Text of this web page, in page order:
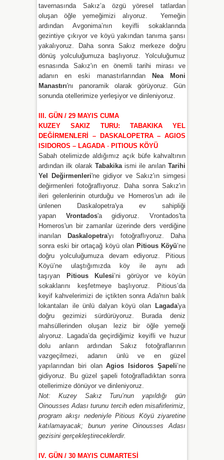
tavernasında Sakız’a özgü yöresel tatlardan
oluşan öğle yemeğimizi alıyoruz. Yemeğin
ardından Avgonima’nın keyifli sokaklarında
gezintiye çıkıyor ve köyü yakından tanıma şansı
yakalıyoruz. Daha sonra Sakız merkeze doğru
dönüş yolculuğumuza başlıyoruz.
Yolculuğumuz
esnasında Sakız'ın en önemli tarihi mirası ve
adanın en eski manastırlarından
Nea Moni
Manastırı'nı panoramik olarak görüyoruz. Gün
sonunda otellerimize yerleşiyor ve dinleniyoruz.
III. GÜN / 29 MAYIS CUMA
KUZEY SAKIZ TURU: TABAKIKA YEL
DEĞİRMENLERİ – DASKALOPETRA – AGIOS
ISIDOROS – LAGADA - PITIOUS KÖYÜ
Sabah otelimizde aldığımız açık büfe kahvaltının
ardından ilk olarak Tabakika ismi ile anılan Tarihi
Yel Değirmenleri'ne gidiyor ve Sakız'ın simgesi
değirmenleri fotoğraflıyoruz. Daha sonra Sakız'ın
ileri gelenlerinin oturduğu ve Homeros'un adı ile
ünlenen Daskalopetra'ya ev sahipliği
yapan Vrontados'a gidiyoruz. Vrontados'ta
Homeros'un bir zamanlar üzerinde ders verdiğine
inanılan
Daskalopetra'yı fotoğraflıyoruz. Daha
sonra eski bir ortaçağ köyü olan Pitious Köyü’ne
doğru yolculuğumuza devam ediyoruz. Pitious
Köyü’ne ulaştığımızda köy ile aynı adı
taşıyan
Pitious Kulesi’ni görüyor ve köyün
sokaklarını keşfetmeye başlıyoruz. Pitious’da
keyif kahvelerimizi de içtikten sonra Ada'nın balık
lokantaları ile ünlü dalyan köyü olan
Lagada'ya
doğru gezimizi sürdürüyoruz. Burada deniz
mahsüllerinden oluşan leziz bir öğle yemeği
alıyoruz. Lagada’da geçirdiğimiz keyifli ve huzur
dolu anların ardından Sakız fotoğraflarının
vazgeçilmezi, adanın ünlü ve en güzel
yapılarından biri olanAgios Isidoros Şapeli’ne
gidiyoruz. Bu güzel şapeli fotoğrafladıktan sonra
otellerimize dönüyor ve dinleniyoruz.
Not: Kuzey Sakız Turu’nun yapıldığı gün
Oinousses Adası turunu tercih eden misafirlerimiz,
program akışı nedeniyle Pitious Köyü ziyaretine
katılamayacak; bunun yerine Oinousses Adası
gezisini gerçekleştireceklerdir.
IV. GÜN / 30 MAYIS CUMARTESİ